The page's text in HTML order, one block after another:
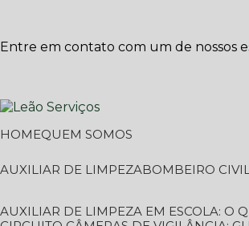
Entre em contato com um de nossos
HOME
QUEM SOMOS
AUXILIAR DE LIMPEZA
BOMBEIRO
AUXILIAR DE LIMPEZA EM ESCOLA: O